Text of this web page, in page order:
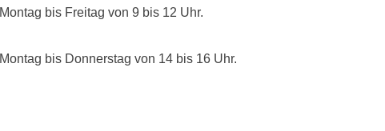
Montag bis Freitag von 9 bis 12 Uhr.
Montag bis Donnerstag von 14 bis 16 Uhr.